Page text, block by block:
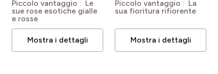
'Meipouzmoi'
Piccolo vantaggio : Le
sue rose esotiche gialle
e rosse
Mostra i dettagli
Ghislaine de Féligonde
Piccolo vantaggio : La
sua fioritura rifiorente
Mostra i dettagli